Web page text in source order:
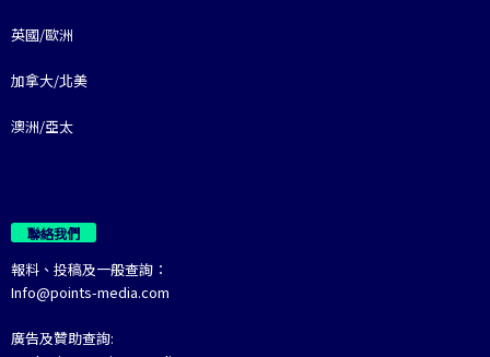
英國/歐洲
加拿大/北美
澳洲/亞太
聯絡我們
報料、投稿及一般查詢：
Info@points-media.com
廣告及贊助查詢: